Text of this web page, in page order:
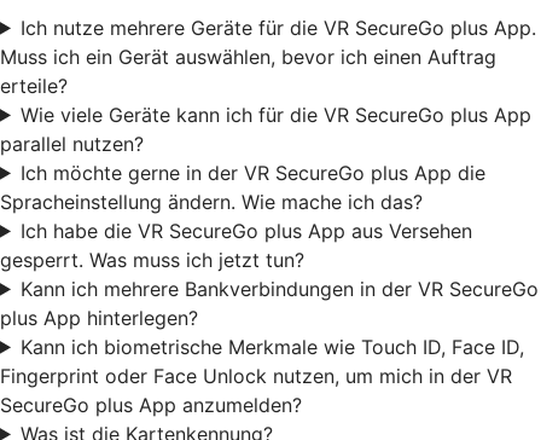
Ich nutze mehrere Geräte für die VR SecureGo plus App.
Muss ich ein Gerät auswählen, bevor ich einen Auftrag
erteile?
Wie viele Geräte kann ich für die VR SecureGo plus App
parallel nutzen?
Ich möchte gerne in der VR SecureGo plus App die
Spracheinstellung ändern. Wie mache ich das?
Ich habe die VR SecureGo plus App aus Versehen
gesperrt. Was muss ich jetzt tun?
Kann ich mehrere Bankverbindungen in der VR SecureGo
plus App hinterlegen?
Kann ich biometrische Merkmale wie Touch ID, Face ID,
Fingerprint oder Face Unlock nutzen, um mich in der VR
SecureGo plus App anzumelden?
Was ist die Kartenkennung?